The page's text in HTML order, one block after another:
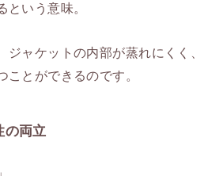
という意味。
ジャケットの内部が蒸れにくく、
とができるのです。
の両立